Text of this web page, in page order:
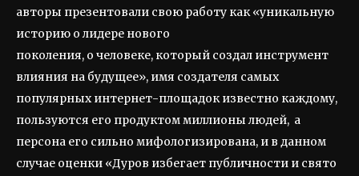
авторы презентовали свою работу как «уникальную
историю о лидере нового
поколения, о человеке, который создал инструмент
влияния на будущее», имя создателя самых
популярных интернет-площадок известно каждому,
пользуются его продуктом миллионы людей, а
персона его сильно мифологизирована, и в данном
случае оценки «Дуров избегает публичности и свято